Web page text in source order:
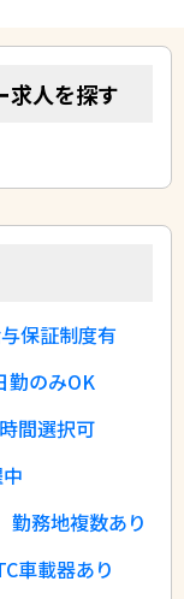
求人を探す
保証制度有
勤のみOK
間選択可
勤務地複数あり
車載器あり